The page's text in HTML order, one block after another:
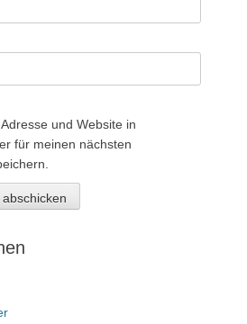
und Website in
für meinen nächsten